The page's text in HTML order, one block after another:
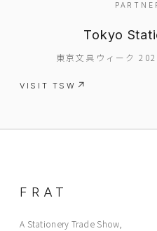
Tokyo
東京文具ウィーク
VISIT TSW
FRAT
A Stationery Trade Show,